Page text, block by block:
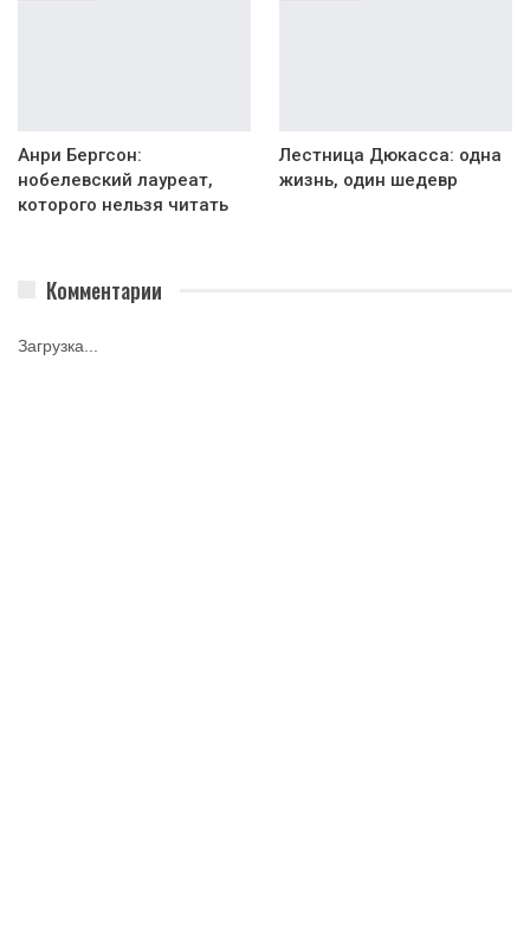
Анри Бергсон:
нобелевский лауреат,
которого нельзя читать
Лестница Дюкасса: одна
жизнь, один шедевр
Комментарии
Загрузка...